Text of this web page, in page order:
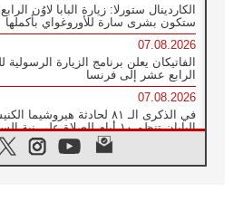
الكاردينال ستورلا: زيارة البابا لاوُن
ستكون بشرى سارة للأوروغواي بأكملها
07.08.2026
الفاتيكان يعلن برنامج الزيارة الرسولية
الرابع عشر إلى فرنسا
07.08.2026
في الذكرى الـ ٨١ لحادثة هيروشيما
اليابان تنظم ١٠ أيام للصلاة على نية السلام
الكنيسة في الأوروغواي: زيارة البابا